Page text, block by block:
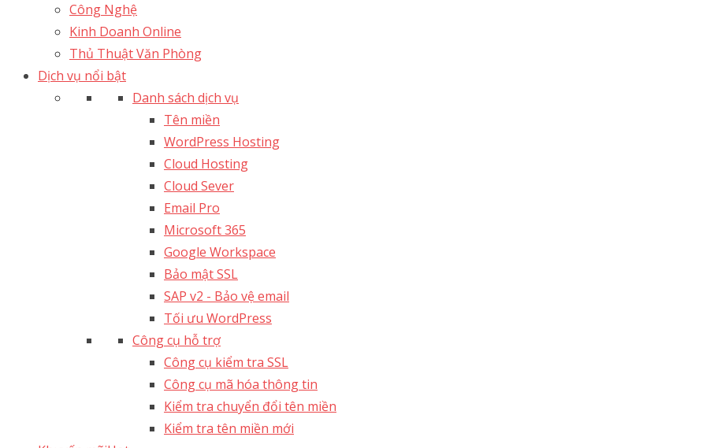
Công Nghệ
Kinh Doanh Online
Thủ Thuật Văn Phòng
Dịch vụ nổi bật
Danh sách dịch vụ
Tên miền
WordPress Hosting
Cloud Hosting
Cloud Sever
Email Pro
Microsoft 365
Google Workspace
Bảo mật SSL
SAP v2 - Bảo vệ email​
Tối ưu WordPress
Công cụ hỗ trợ
Công cụ kiểm tra SSL
Công cụ mã hóa thông tin
Kiểm tra chuyển đổi tên miền
Kiểm tra tên miền mới